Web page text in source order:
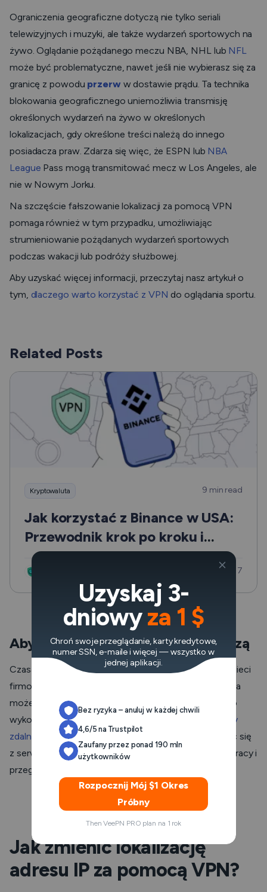
Ograniczenia geograficzne dotyczą nie tylko seriali
telewizyjnych i muzyki, ale także wydarzeń sportowych na
żywo. Oglądanie pożądanego meczu NBA, NHL lub NFL
może być problematyczne, nawet jeśli nie wybierasz się za
granicę z powodu przerww dostawie prądu. Ta technika
blokowania geograficznego uniemożliwia transmisję
określonych wydarzeń na żywo w określonych
lokalizacjach, gdy określone treści należą do innego
posiadacza praw. Zdarza się więc, że ESPN lub NBA
League Pass mogą transmitować mecz w Los Angeles, ale
nie w Nowym Jorku.
Na szczęście fałszowanie lokalizacji za pomocą VPN
pomaga również w tym przypadku, umożliwiając
strumieniowanie pożądanych wydarzeń sportowych
podczas wakacji lub podróży służbowej.
Aby uzyskać więcej informacji, przeczytaj nasz artykuł o
tym, dlaczego warto korzystać z VPN do oglądania sportu.
Related Posts
Kryptowaluta 9 min read
Jak korzystać z Binance w USA:
Przewodnik krok po kroku i
najważniejsze wskazówki
Updated: lut 7
Aby wprowadzić swoją sieć roboczą
Czasami może zajść potrzeba uzyskania dostępu do sieci
firmowej, która jest dostępna tylko z biura firmy. Sieć ta
może zawierać pliki, systemy i inne dane potrzebne do
wykonania określonych zadań. Tak więc
podczas pracy
zdalnej
(z domu lub innego miejsca) możesz połączyć się
z serwerem VPN znajdującym się w pobliżu miejsca pracy i
przeglądać sieć tak, jakbyś był w biurze.
Jak zmienić lokalizację
adresu IP za pomocą VPN?
Uzyskaj 3-
dniowyza 1 $
Chroń swoje przeglądanie, karty kredytowe,
numer SSN, e-maile i więcej — wszystko w
jednej aplikacji.
Bez ryzyka – anuluj w każdej chwili
4,6/5 na Trustpilot
Zaufany przez ponad 190 mln
użytkowników
Rozpocznij Mój $1 Okres
Próbny
Then VeePN PRO plan na 1 rok